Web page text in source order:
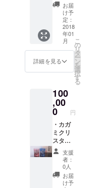
ス開始
時に連
絡いた
しま
す。
ト(速乾
性抜
群、洗
濯不要)
を2個差
し上げ
ます。
・特製
クリア
ホルダ
し上げ
ます。
・設立
協力リ
ストに
掲載し
たしま
す。 ・
設立完
了報告
書を郵
送いた
お届
け予
定：
2018
年01
月
詳細を見る
こ
の
リ
タ
ー
ン
を
選
択
す
る
100
,00
0 円
・カガ
ミクリ
スタル
江戸切
子 ペア
マイグ
ラスを1
組差し
支援
者：
0人
お届
け予